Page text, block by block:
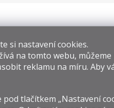
si nastavení cookies.
na tomto webu, můžeme
reklamu na míru. Aby
tlačítkem „Nastavení
do čerstvě vypálených
kapku po kapce, tři metry
z tvrdého dřeva javoru
Tennessee Whiskey její